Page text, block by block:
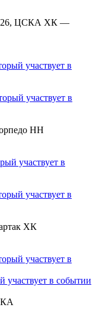
ЦСКА ХК —
НН
ХК